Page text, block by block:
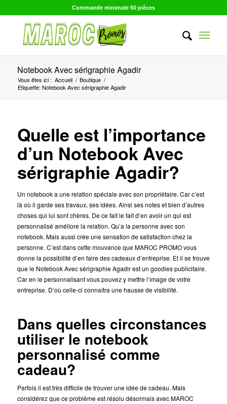
Commande minimale 50 pièces
Notebook Avec sérigraphie Agadir
Vous êtes ici : Accueil / Boutique /
Etiquette: Notebook Avec sérigraphie Agadir
Quelle est l’importance
d’un Notebook Avec
sérigraphie Agadir?
Un notebook a une relation spéciale avec son propriétaire. Car c’est
là où il garde ses travaux, ses idées. Ainsi ses notes et bien d’autres
choses qui lui sont chères. De ce fait le fait d’en avoir un qui est
personnalisé améliore la relation. Qu’a la personne avec son
notebook. Mais aussi crée une sensation de satisfaction chez la
personne. C’est dans cette mouvance que MAROC PROMO vous
donne la possibilité d’en faire des cadeaux d’entreprise. Et il se trouve
que le Notebook Avec sérigraphie Agadir est un goodies publicitaire.
Car en le personnalisant vous pouvez y mettre l’image de votre
entreprise. D’où celle-ci connaîtra une hausse de visibilité.
Dans quelles circonstances
utiliser le notebook
personnalisé comme
cadeau?
Parfois il est très difficile de trouver une idée de cadeau. Mais
considérez que ce problème est résolu désormais avec MAROC